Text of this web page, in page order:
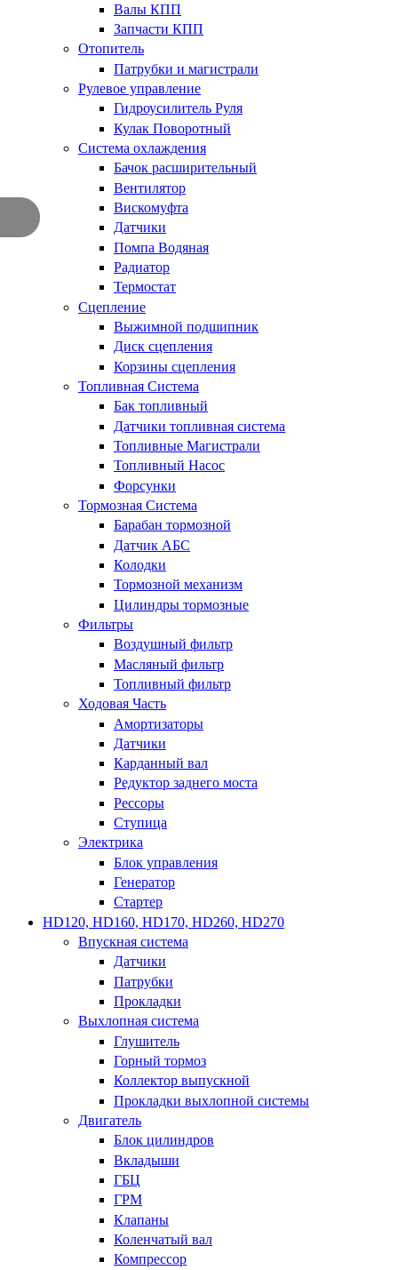
Валы КПП
Запчасти КПП
Отопитель
Патрубки и магистрали
Рулевое управление
Гидроусилитель Руля
Кулак Поворотный
Система охлаждения
Бачок расширительный
Вентилятор
Вискомуфта
Датчики
Помпа Водяная
Радиатор
Термостат
Сцепление
Выжимной подшипник
Диск сцепления
Корзины сцепления
Топливная Система
Бак топливный
Датчики топливная система
Топливные Магистрали
Топливный Насос
Форсунки
Тормозная Система
Барабан тормозной
Датчик АБС
Колодки
Тормозной механизм
Цилиндры тормозные
Фильтры
Воздушный фильтр
Масляный фильтр
Топливный фильтр
Ходовая Часть
Амортизаторы
Датчики
Карданный вал
Редуктор заднего моста
Рессоры
Ступица
Электрика
Блок управления
Генератор
Стартер
HD120, HD160, HD170, HD260, HD270
Впускная система
Датчики
Патрубки
Прокладки
Выхлопная система
Глушитель
Горный тормоз
Коллектор выпускной
Прокладки выхлопной системы
Двигатель
Блок цилиндров
Вкладыши
ГБЦ
ГРМ
Клапаны
Коленчатый вал
Компрессор